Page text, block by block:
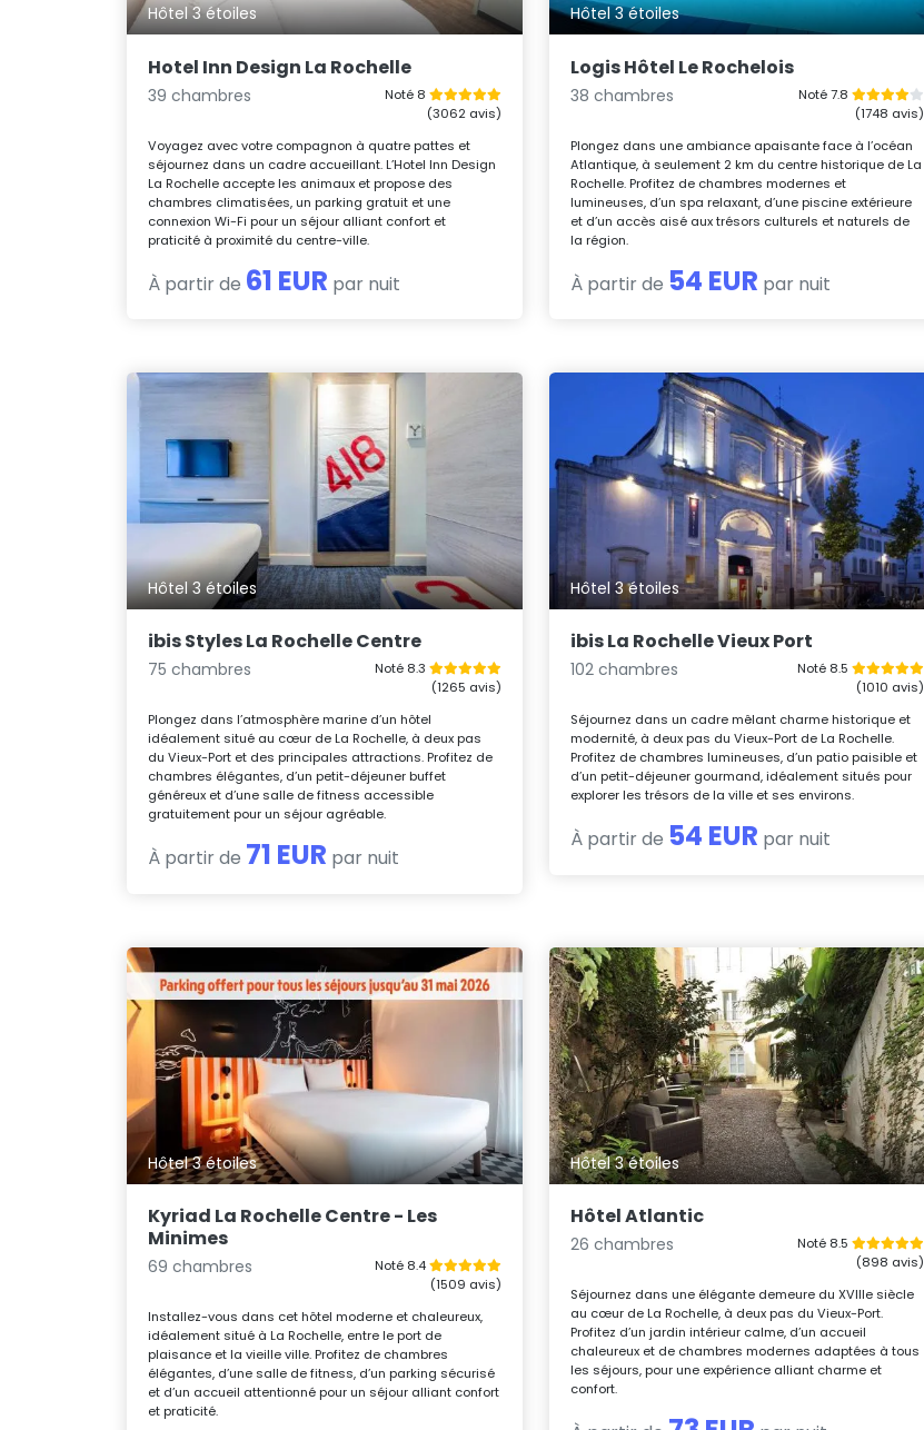
Hôtel 3 étoiles
Hotel Inn Design La Rochelle
39 chambres
Noté 8
(3062 avis)
Voyagez avec votre compagnon à quatre pattes et
séjournez dans un cadre accueillant. L’Hotel Inn Design
La Rochelle accepte les animaux et propose des
chambres climatisées, un parking gratuit et une
connexion Wi-Fi pour un séjour alliant confort et
praticité à proximité du centre-ville.
À partir de 61 EUR par nuit
Hôtel 3 étoiles
Logis Hôtel Le Rochelois
38 chambres
Noté 7.8
(1748 avis)
Plongez dans une ambiance apaisante face à l’océan
Atlantique, à seulement 2 km du centre historique de La
Rochelle. Profitez de chambres modernes et
lumineuses, d’un spa relaxant, d’une piscine extérieure
et d’un accès aisé aux trésors culturels et naturels de
la région.
À partir de 54 EUR par nuit
Hôtel 3 étoiles
ibis Styles La Rochelle Centre
75 chambres
Noté 8.3
(1265 avis)
Plongez dans l’atmosphère marine d’un hôtel
idéalement situé au cœur de La Rochelle, à deux pas
du Vieux-Port et des principales attractions. Profitez de
chambres élégantes, d’un petit-déjeuner buffet
généreux et d’une salle de fitness accessible
gratuitement pour un séjour agréable.
À partir de 71 EUR par nuit
Hôtel 3 étoiles
ibis La Rochelle Vieux Port
102 chambres
Noté 8.5
(1010 avis)
Séjournez dans un cadre mêlant charme historique et
modernité, à deux pas du Vieux-Port de La Rochelle.
Profitez de chambres lumineuses, d’un patio paisible et
d’un petit-déjeuner gourmand, idéalement situés pour
explorer les trésors de la ville et ses environs.
À partir de 54 EUR par nuit
Hôtel 3 étoiles
Kyriad La Rochelle Centre - Les
Minimes
69 chambres
Noté 8.4
(1509 avis)
Installez-vous dans cet hôtel moderne et chaleureux,
idéalement situé à La Rochelle, entre le port de
plaisance et la vieille ville. Profitez de chambres
élégantes, d’une salle de fitness, d’un parking sécurisé
et d’un accueil attentionné pour un séjour alliant confort
et praticité.
Hôtel 3 étoiles
Hôtel Atlantic
26 chambres
Noté 8.5
(898 avis)
Séjournez dans une élégante demeure du XVIIIe siècle
au cœur de La Rochelle, à deux pas du Vieux-Port.
Profitez d’un jardin intérieur calme, d’un accueil
chaleureux et de chambres modernes adaptées à tous
les séjours, pour une expérience alliant charme et
confort.